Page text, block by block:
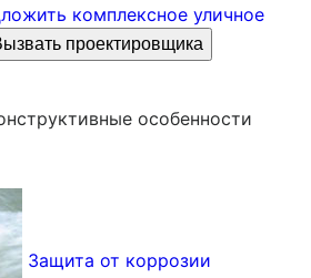
комплексное уличное
проектировщика
особенности
Защита от коррозии